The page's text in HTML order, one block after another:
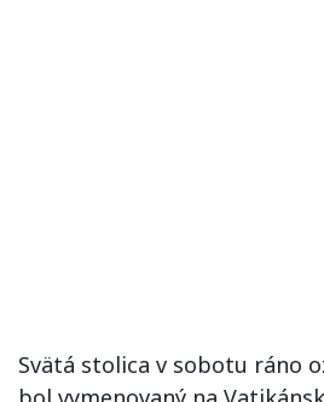
Svätá stolica v sobotu ráno